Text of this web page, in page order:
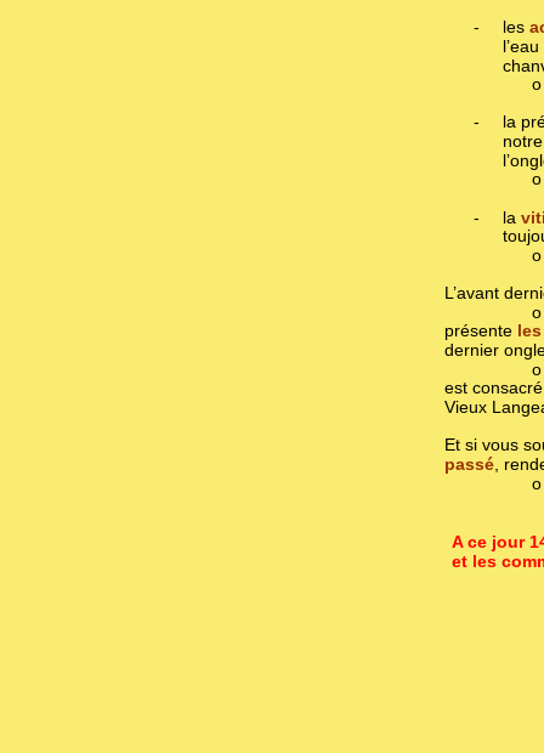
-
les
o
-
la
o
-
la
o
L’avant
o
présente
dernier
o
est
Vieux
Et si vous
passé ,
o
A ce jour
et les